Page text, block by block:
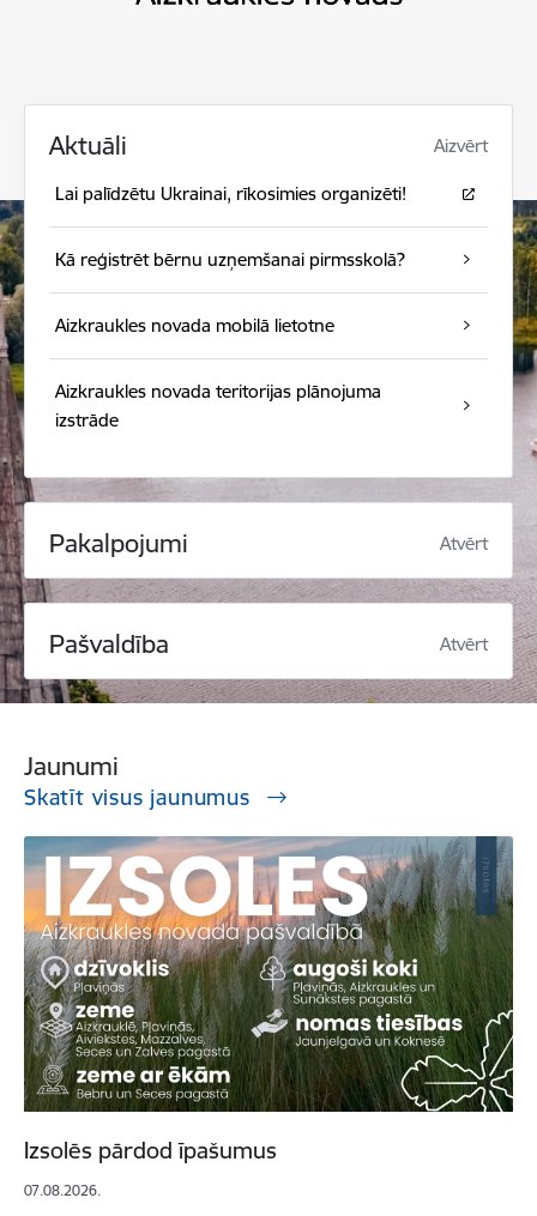
Aktuāli Aizvērt
Lai palīdzētu Ukrainai, rīkosimies organizēti!
Kā reģistrēt bērnu uzņemšanai pirmsskolā?
Aizkraukles novada mobilā lietotne
Aizkraukles novada teritorijas plānojuma
izstrāde
Pakalpojumi Atvērt
Pašvaldība Atvērt
Jaunumi
Skatīt visus jaunumus
Izsolēs pārdod īpašumus
07.08.2026.